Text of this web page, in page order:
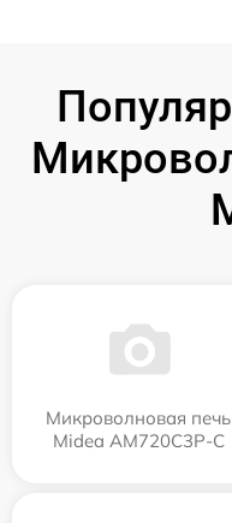
Микроволновая печь
Midea AM720C3P-C